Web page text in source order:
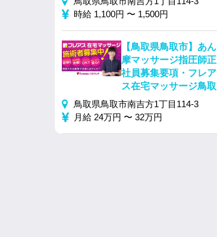
時給 1,100円 〜 1,500円
【鳥取県鳥取市】あん
摩マッサージ指圧師正
社員募集要項・フレア
ス在宅マッサージ鳥取
鳥取県鳥取市南吉方1丁目114-3
月給 24万円 〜 32万円